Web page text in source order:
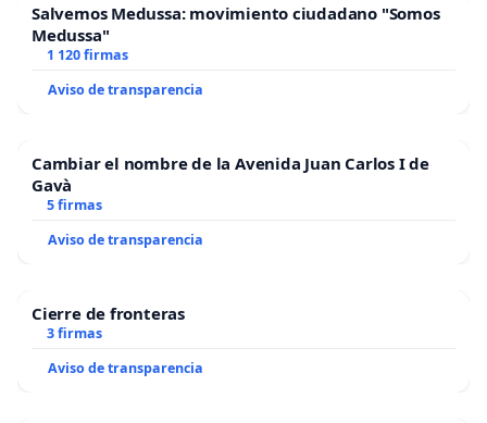
Salvemos Medussa: movimiento ciudadano "Somos
Medussa"
1 120 firmas
Aviso de transparencia
Cambiar el nombre de la Avenida Juan Carlos I de
Gavà
5 firmas
Aviso de transparencia
Cierre de fronteras
3 firmas
Aviso de transparencia